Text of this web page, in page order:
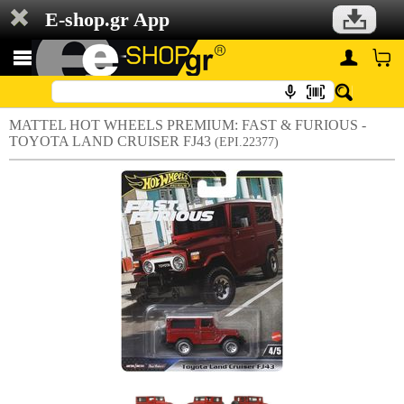
E-shop.gr App
MATTEL HOT WHEELS PREMIUM: FAST & FURIOUS -
TOYOTA LAND CRUISER FJ43 (EPI.22377)